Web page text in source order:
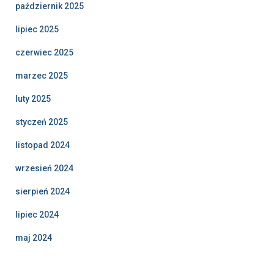
październik 2025
lipiec 2025
czerwiec 2025
marzec 2025
luty 2025
styczeń 2025
listopad 2024
wrzesień 2024
sierpień 2024
lipiec 2024
maj 2024